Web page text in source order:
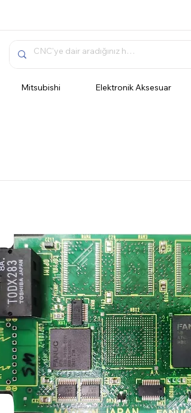
Mitsubishi Elektronik Aksesuar